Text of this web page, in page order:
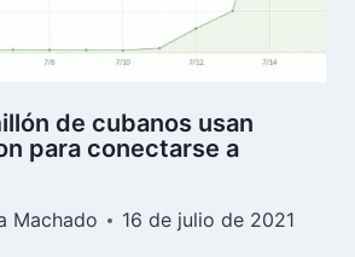
de cubanos usan
para conectarse a
Machado 16 de julio de 2021